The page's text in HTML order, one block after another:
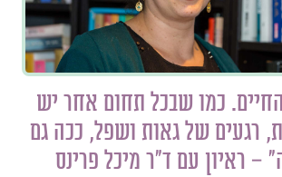
החיים. כמו שבכל תחום אחר יש
רגעים של גאות ושפל, ככה גם
– ראיון עם ד״ר מיכל פרינס